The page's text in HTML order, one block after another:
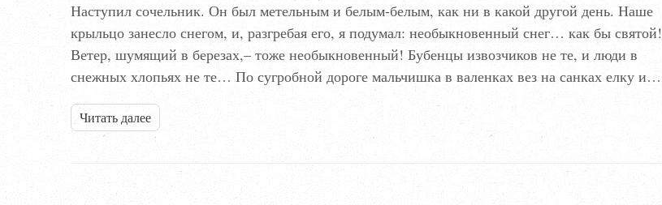
Наступил сочельник. Он был метельным и белым-белым, как ни в какой другой день. Наше
крыльцо занесло снегом, и, разгребая его, я подумал: необыкновенный снег… как бы святой!
Ветер, шумящий в березах,– тоже необыкновенный! Бубенцы извозчиков не те, и люди в
снежных хлопьях не те… По сугробной дороге мальчишка в валенках вез на санках елку и…
Читать далее